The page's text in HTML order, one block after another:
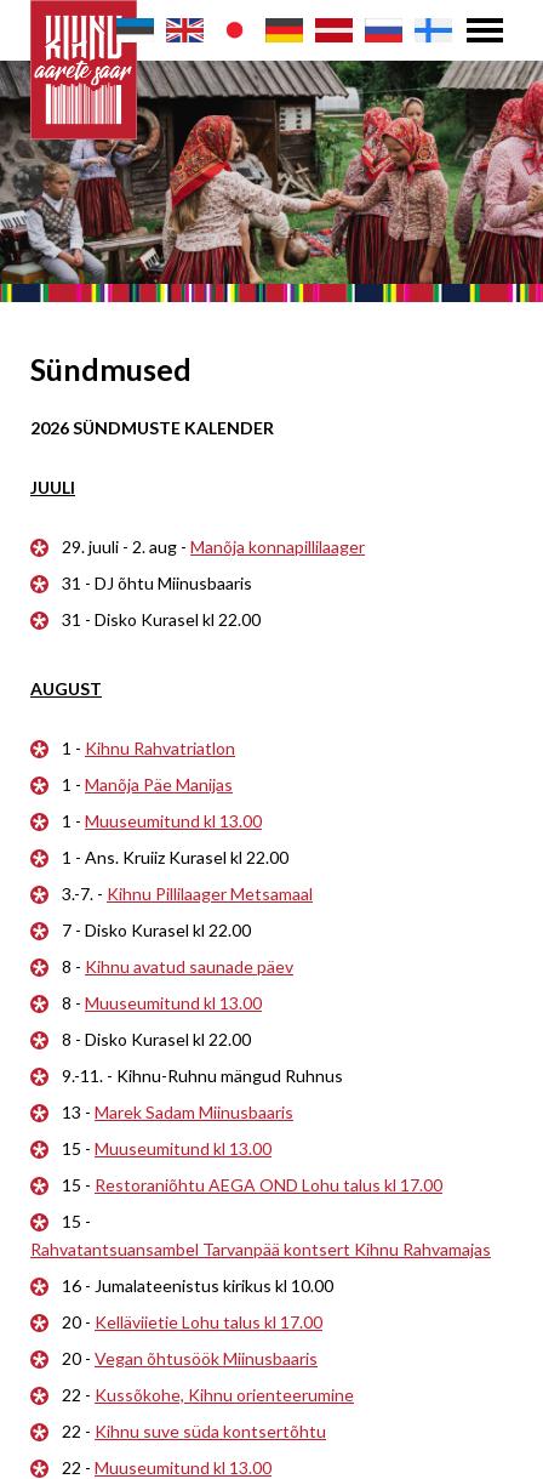
Sündmused
2026 SÜNDMUSTE KALENDER
JUULI
29. juuli - 2. aug - Manõja konnapillilaager
31 - DJ õhtu Miinusbaaris
31 - Disko Kurasel kl 22.00
AUGUST
1 - Kihnu Rahvatriatlon
1 - Manõja Päe Manijas
1 - Muuseumitund kl 13.00
1 - Ans. Kruiiz Kurasel kl 22.00
3.-7. - Kihnu Pillilaager Metsamaal
7 - Disko Kurasel kl 22.00
8 - Kihnu avatud saunade päev
8 - Muuseumitund kl 13.00
8 - Disko Kurasel kl 22.00
9.-11. - Kihnu-Ruhnu mängud Ruhnus
13 - Marek Sadam Miinusbaaris
15 - Muuseumitund kl 13.00
15 - Restoraniõhtu AEGA OND Lohu talus kl 17.00
15 -
Rahvatantsuansambel Tarvanpää kontsert Kihnu Rahvamajas
16 - Jumalateenistus kirikus kl 10.00
20 - Kelläviietie Lohu talus kl 17.00
20 - Vegan õhtusöök Miinusbaaris
22 - Kussõkohe, Kihnu orienteerumine
22 - Kihnu suve süda kontsertõhtu
22 - Muuseumitund kl 13.00